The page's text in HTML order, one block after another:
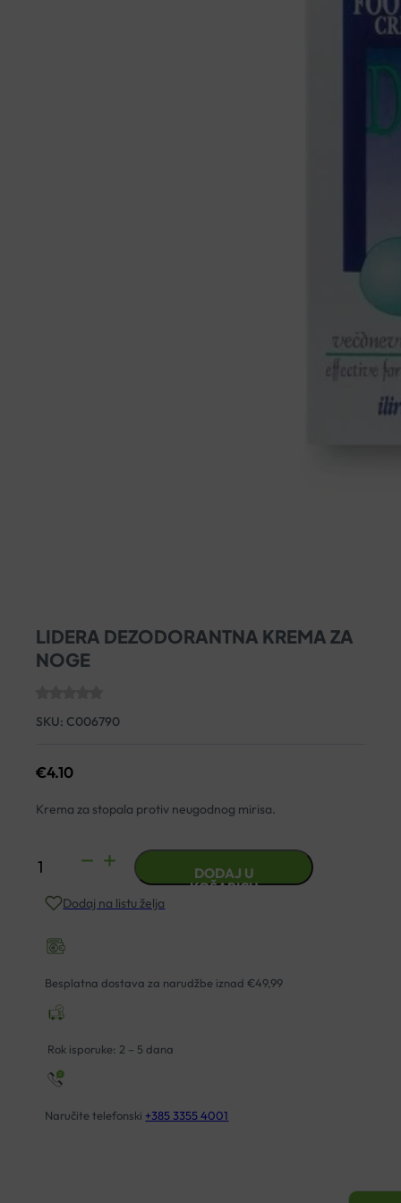
LIDERA DEZODORANTNA KREMA ZA
NOGE
SKU: C006790
€4.10
Krema za stopala protiv neugodnog mirisa.
LIDERA
KREMA
NOGE
količina
DODAJ U
KOŠARICU
Dodaj na listu želja
Besplatna dostava za narudžbe iznad €49,99
Rok isporuke: 2 – 5 dana
Naručite telefonski +385 3355 4001